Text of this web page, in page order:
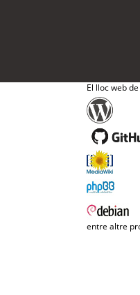
El lloc web
entre altre